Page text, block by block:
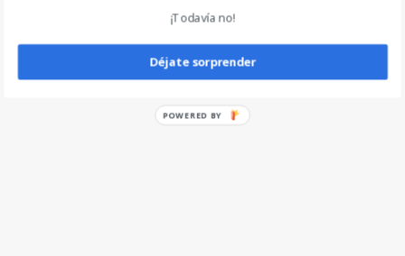
Deja un comentario
¡Todavía no!
Déjate sorprender
POWERED BY